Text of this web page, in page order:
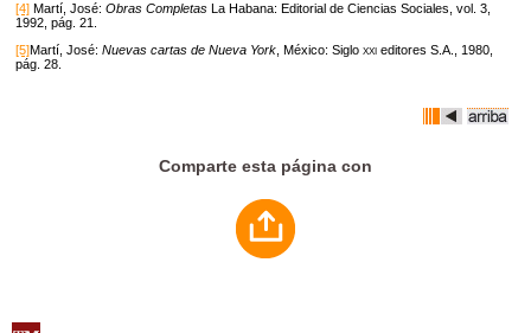
[4] Martí, José:Obras Completas La Habana: Editorial de Ciencias Sociales, vol. 3,
1992, pág. 21.
[5]Martí, José:Nuevas cartas de Nueva York , México: Sigloxxi editores S.A., 1980,
pág. 28.
Comparte esta página con